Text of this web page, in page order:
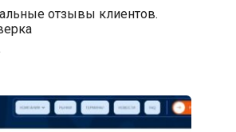
отзывы клиентов.